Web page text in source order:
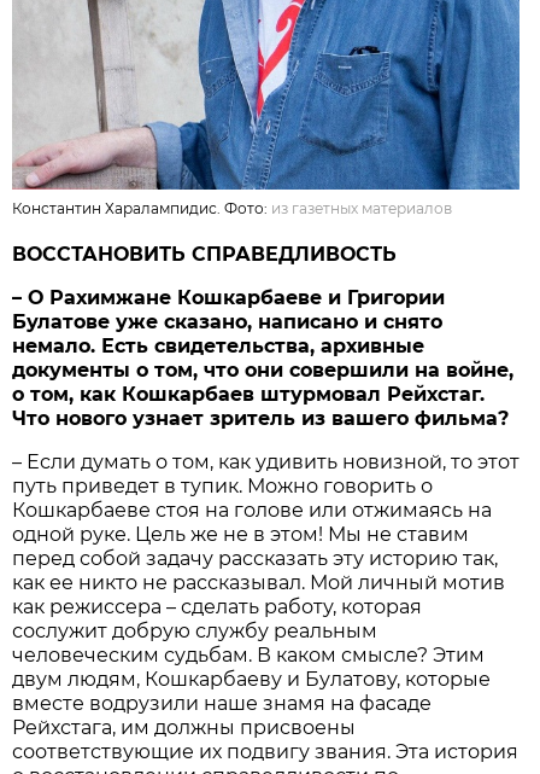
Константин Харалампидис. Фото: из газетных материалов
ВОССТАНОВИТЬ СПРАВЕДЛИВОСТЬ
– О Рахимжане Кошкарбаеве и Григории
Булатове уже сказано, написано и снято
немало. Есть свидетельства, архивные
документы о том, что они совершили на войне,
о том, как Кошкарбаев штурмовал Рейхстаг.
Что нового узнает зритель из вашего фильма?
– Если думать о том, как удивить новизной, то этот
путь приведет в тупик. Можно говорить о
Кошкарбаеве стоя на голове или отжимаясь на
одной руке. Цель же не в этом! Мы не ставим
перед собой задачу рассказать эту историю так,
как ее никто не рассказывал. Мой личный мотив
как режиссера – сделать работу, которая
сослужит добрую службу реальным
человеческим судьбам. В каком смысле? Этим
двум людям, Кошкарбаеву и Булатову, которые
вместе водрузили наше знамя на фасаде
Рейхстага, им должны присвоены
соответствующие их подвигу звания. Эта история